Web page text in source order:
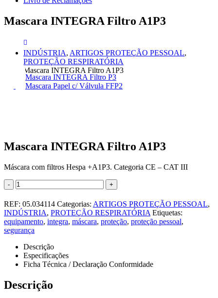
Mascara INTEGRA Filtro A1P3
INDÚSTRIA, ARTIGOS PROTEÇÃO PESSOAL,
PROTEÇÃO RESPIRATÓRIA
Mascara INTEGRA Filtro A1P3
Mascara INTEGRA Filtro P3
Mascara Papel c/ Válvula FFP2
Mascara INTEGRA Filtro A1P3
Máscara com filtros Hespa +A1P3. Categoria CE – CAT III
- +
REF: 05.034114 Categorias: ARTIGOS PROTEÇÃO PESSOAL,
INDÚSTRIA, PROTEÇÃO RESPIRATÓRIA Etiquetas:
equipamento, integra, máscara, proteção, proteção pessoal,
segurança
Descrição
Especificações
Ficha Técnica / Declaração Conformidade
Descrição